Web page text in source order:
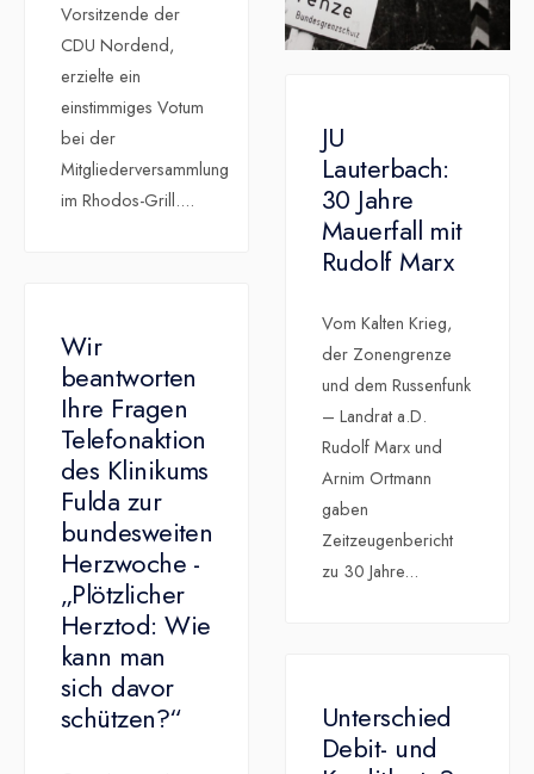
Vorsitzende der
CDU Nordend,
erzielte ein
einstimmiges Votum
bei der
Mitgliederversammlung
im Rhodos-Grill....
JU
Lauterbach:
30 Jahre
Mauerfall mit
Rudolf Marx
Vom Kalten Krieg,
der Zonengrenze
und dem Russenfunk
– Landrat a.D.
Rudolf Marx und
Arnim Ortmann
gaben
Zeitzeugenbericht
zu 30 Jahre...
Wir
beantworten
Ihre Fragen
Telefonaktion
des Klinikums
Fulda zur
bundesweiten
Herzwoche -
„Plötzlicher
Herztod: Wie
kann man
sich davor
schützen?“
Unterschied
Debit- und